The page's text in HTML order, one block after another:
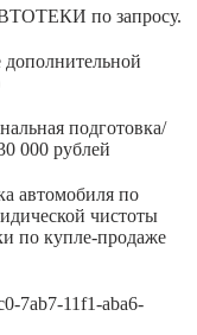
по запросу.
подготовка/
000 рублей
автомобиля по
чистоты
по купле-продаже
7ab7-11f1-aba6-